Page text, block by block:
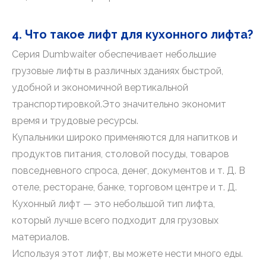
4. Что такое лифт для кухонного лифта?
Серия Dumbwaiter обеспечивает небольшие
грузовые лифты в различных зданиях быстрой,
удобной и экономичной вертикальной
транспортировкой.Это значительно экономит
время и трудовые ресурсы.
Купальники широко применяются для напитков и
продуктов питания, столовой посуды, товаров
повседневного спроса, денег, документов и т. Д. В
отеле, ресторане, банке, торговом центре и т. Д.
Кухонный лифт — это небольшой тип лифта,
который лучше всего подходит для грузовых
материалов.
Используя этот лифт, вы можете нести много еды.